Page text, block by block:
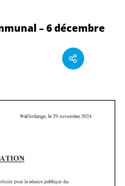
– 6 décembre